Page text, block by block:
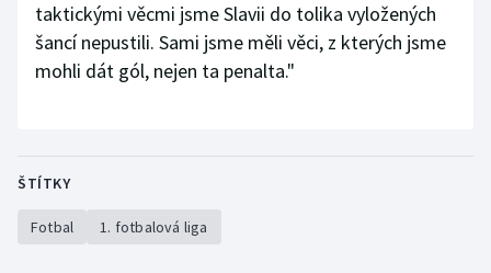
taktickými věcmi jsme Slavii do tolika vyložených
šancí nepustili. Sami jsme měli věci, z kterých jsme
mohli dát gól, nejen ta penalta."
ŠTÍTKY
Fotbal 1. fotbalová liga